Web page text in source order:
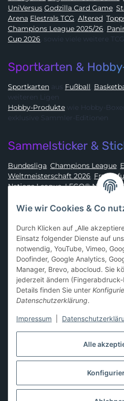
UniVersus
Godzilla Card Game,
Arena
Elestrals TCG, Altered,
Champions League 2025/26,
Cup 2026, sowie viele weitere
Sportkarten &
Sportkarten aus Fußball,
weiteren Ligen
Hobby-Produkte
exklusive Sammler-Editionen
Sammelsticker &
Bundesliga, Champions League,
Weltmeisterschaft 2026,
Nations League, LEGO® Ninjago
Asterix
Sammelkarten-
Schutzprodukte
Card Sleeves, Penny Sleeves,
Magnetic Holder,
Deckboxen ,Playmats und
Vertrag
* Alle Preise inkl.
Alle
Wie wir Cookies & Co
Durch Klicken auf „Alle
Einsatz folgender Dienste auf
notwendig, YouTube, Vimeo,
Doofinder, Google Analytics,
Manager, Brevo, abocloud. Sie
jederzeit ändern
Details finden Sie unter
Datenschutzerklärung.
Impressum